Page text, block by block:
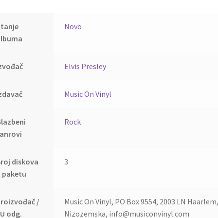
Novo
Elvis Presley
Music On Vinyl
Rock
diskova
paketu
3
/
odg.
Music On Vinyl, PO Box 9554, 2003 LN
Nizozemska, info@musiconvinyl.com